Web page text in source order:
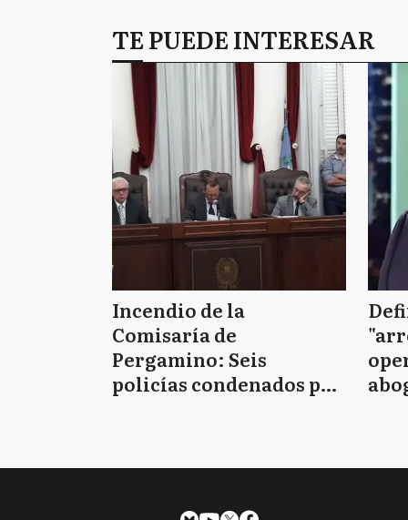
TE PUEDE INTERESAR
Incendio de la
Comisaría de
Pergamino: Seis
policías condenados por